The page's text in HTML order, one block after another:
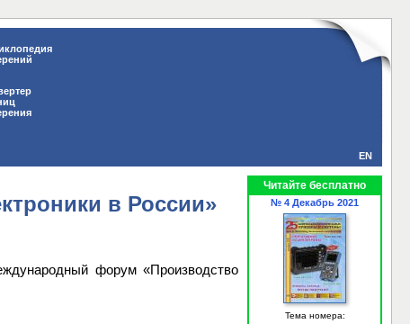
EN
в России»
форум «Производство
Читайте бесплатно
№ 4 Декабрь 2021
Тема номера: